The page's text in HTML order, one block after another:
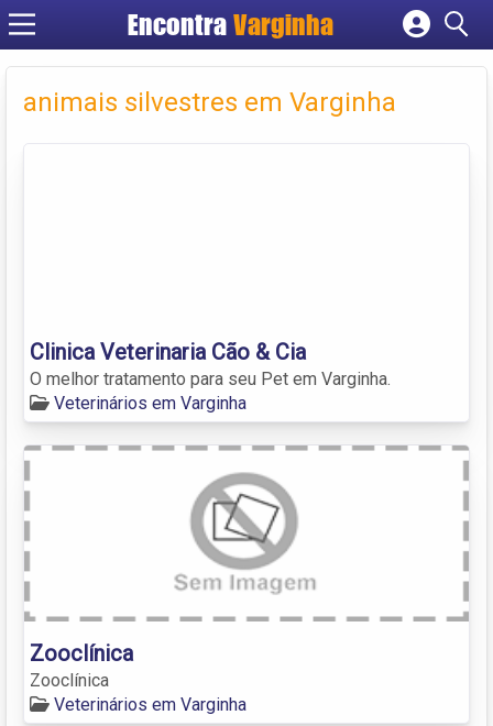
EncontraVarginha
Cadastrar empresa
Criar conta
animais silvestres em Varginha
Clinica Veterinaria Cão & Cia
O melhor tratamento para seu Pet em Varginha.
Veterinários em Varginha
Zooclínica
Zooclínica
Veterinários em Varginha